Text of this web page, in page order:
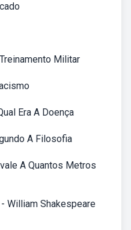
Militar
Era A Doença
A Filosofia
A Quantos Metros
William Shakespeare